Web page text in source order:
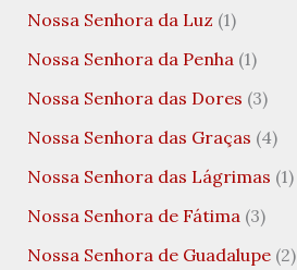
Nossa Senhora da Luz (1)
Nossa Senhora da Penha(1)
Nossa Senhora das Dores (3)
Nossa Senhora das Graças (4)
Nossa Senhora das Lágrimas (1)
Nossa Senhora de Fátima(3)
Nossa Senhora de Guadalupe(2)